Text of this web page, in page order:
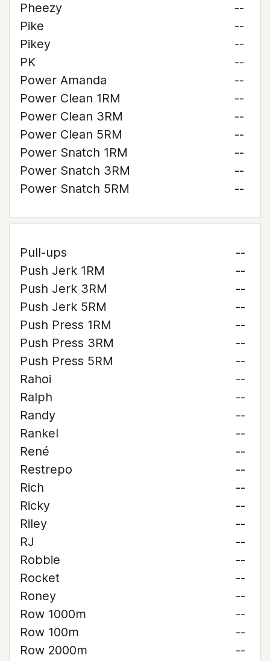
Pheezy
--
Pike
--
Pikey
--
PK
--
Power Amanda
--
Power Clean 1RM
--
Power Clean 3RM
--
Power Clean 5RM
--
Power Snatch 1RM
--
Power Snatch 3RM
--
Power Snatch 5RM
--
Pull-ups
--
Push Jerk 1RM
--
Push Jerk 3RM
--
Push Jerk 5RM
--
Push Press 1RM
--
Push Press 3RM
--
Push Press 5RM
--
Rahoi
--
Ralph
--
Randy
--
Rankel
--
René
--
Restrepo
--
Rich
--
Ricky
--
Riley
--
RJ
--
Robbie
--
Rocket
--
Roney
--
Row 1000m
--
Row 100m
--
Row 2000m
--